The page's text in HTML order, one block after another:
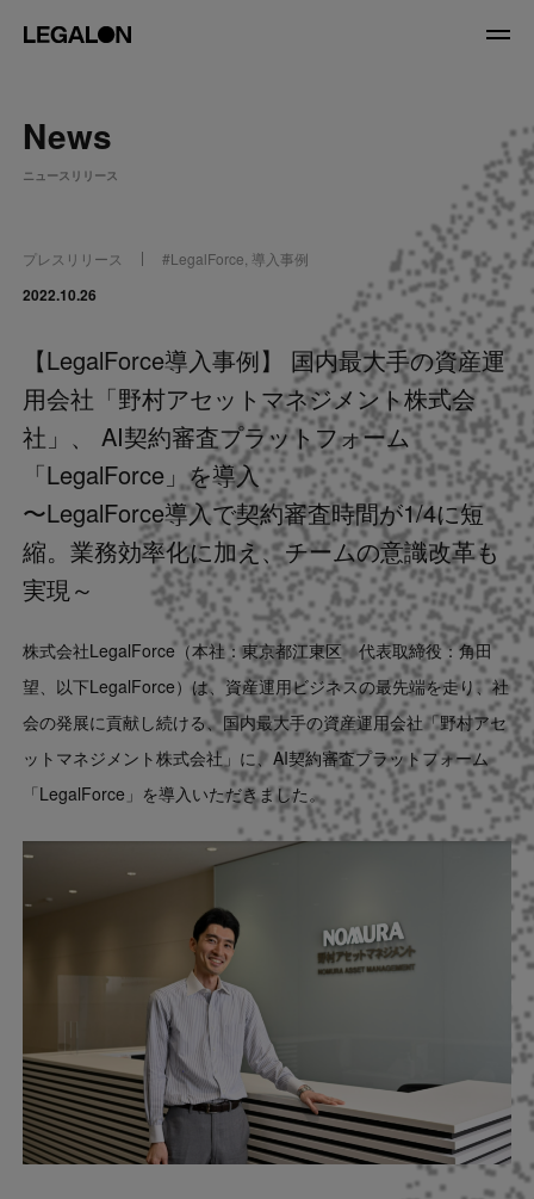
About
Service
News
Recruit
LegalOn Now
Contact
US website
News
ニュースリリース
プレスリリース #LegalForce 導入事例
2022.10.26
【LegalForce導入事例】 国内最大手の資産運
用会社「野村アセットマネジメント株式会
社」、 AI契約審査プラットフォーム
「LegalForce」を導入
〜LegalForce導入で契約審査時間が1/4に短
縮。業務効率化に加え、チームの意識改革も
実現～
株式会社LegalForce（本社：東京都江東区 代表取締役：角田
望、以下LegalForce）は、資産運用ビジネスの最先端を走り、社
会の発展に貢献し続ける、国内最大手の資産運用会社「野村アセ
ットマネジメント株式会社」に、AI契約審査プラットフォーム
「LegalForce」を導入いただきました。